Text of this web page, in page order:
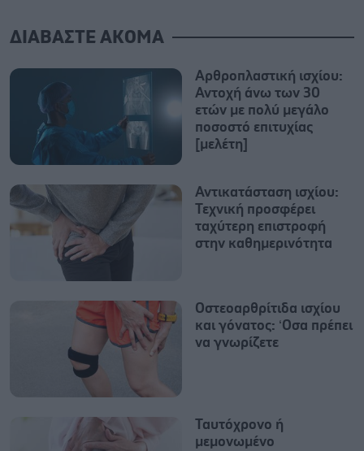
ΔΙΑΒΑΣΤΕ ΑΚΟΜΑ
Αρθροπλαστική ισχίου:
Αντοχή άνω των 30
ετών με πολύ μεγάλο
ποσοστό επιτυχίας
[μελέτη]
Αντικατάσταση ισχίου:
Τεχνική προσφέρει
ταχύτερη επιστροφή
στην καθημερινότητα
Oστεοαρθρίτιδα ισχίου
και γόνατος: ‘Οσα πρέπει
να γνωρίζετε
Ταυτόχρονο ή
μεμονωμένο